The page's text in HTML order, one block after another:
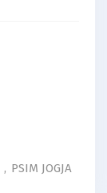
, PSIM JOGJA